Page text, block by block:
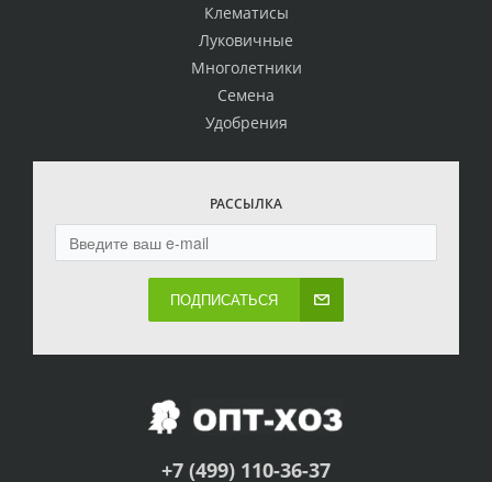
Клематисы
Луковичные
Многолетники
Семена
Удобрения
РАССЫЛКА
ПОДПИСАТЬСЯ
+7 (499) 110-36-37